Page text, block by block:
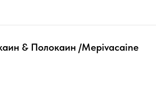
& Полокаин /Mepivacaine